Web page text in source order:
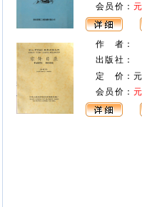
会员价：
作 者 ：
出版社 ：
定 价：
会员价：